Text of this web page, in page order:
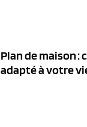
Plan de maison
adapté à votre